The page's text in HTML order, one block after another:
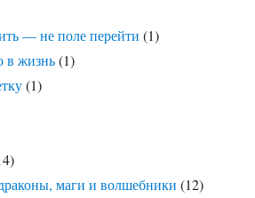
— не поле перейти (1)
в жизнь(1)
(1)
маги и волшебники (12)